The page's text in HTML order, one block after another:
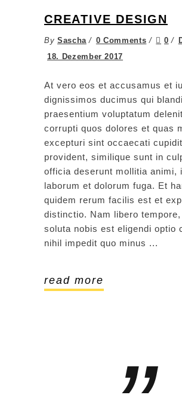
CREATIVE DESIGN
By Sascha 0 Comments 0
18. Dezember 2017
At vero eos et accusamus et
dignissimos ducimus qui
praesentium voluptatum
corrupti quos dolores et quas
excepturi sint occaecati
provident, similique sunt in
officia deserunt mollitia animi,
laborum et dolorum fuga. Et
quidem rerum facilis est et
distinctio. Nam libero tempore,
soluta nobis est eligendi optio
nihil impedit quo minus
read more